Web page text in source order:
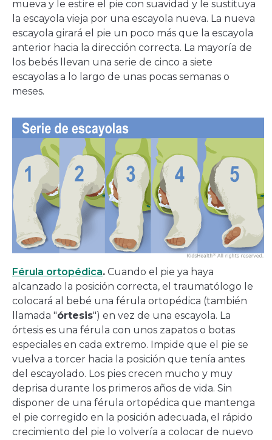
mueva y le estire el pie con suavidad y le sustituya
la escayola vieja por una escayola nueva. La nueva
escayola girará el pie un poco más que la escayola
anterior hacia la dirección correcta. La mayoría de
los bebés llevan una serie de cinco a siete
escayolas a lo largo de unas pocas semanas o
meses.
Férula ortopédica. Cuando el pie ya haya
alcanzado la posición correcta, el traumatólogo le
colocará al bebé una férula ortopédica (también
llamada "órtesis") en vez de una escayola. La
órtesis es una férula con unos zapatos o botas
especiales en cada extremo. Impide que el pie se
vuelva a torcer hacia la posición que tenía antes
del escayolado. Los pies crecen mucho y muy
deprisa durante los primeros años de vida. Sin
disponer de una férula ortopédica que mantenga
el pie corregido en la posición adecuada, el rápido
crecimiento del pie lo volvería a colocar de nuevo